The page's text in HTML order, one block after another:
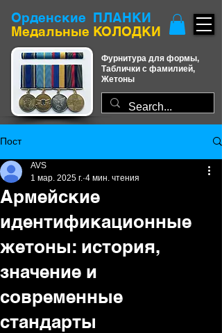
Орденские ПЛАНКИ
​Медальные КОЛОДКИ
Фурнитура для формы,
Таблички с фамилией,
Жетоны
Пост
Армейские
идентификационные
жетоны: история,
значение и
современные
стандарты
AVS
1 мар. 2025 г. 4 мин. чтения